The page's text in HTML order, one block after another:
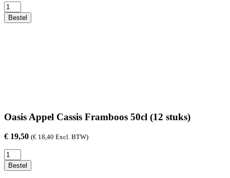
Fanta
Mango
33cl
Bestel
Oasis Appel Cassis Framboos 50cl (12 stuks)
€ 19,50 (€ 18,40 Excl. BTW)
Oasis
Appel
Cassis
Bestel